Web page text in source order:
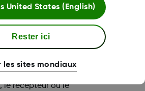
relativement aux
de problèmes
avec l'appli mobile
le récepteur ou le
United States (English)
Rester ici
les sites mondiaux